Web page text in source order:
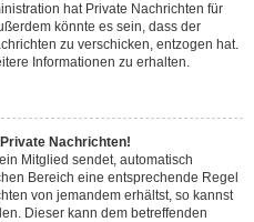
hat Private Nachrichten für
könnte es sein, dass der
zu verschicken, entzogen hat.
Informationen zu erhalten.
Nachrichten!
Mitglied sendet, automatisch
Bereich eine entsprechende Regel
von jemandem erhältst, so kannst
Dieser kann dem betreffenden